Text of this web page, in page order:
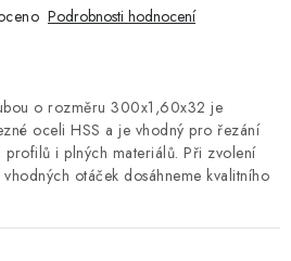
o rozměru 300x1,60x32 je
oceli HSS a je vhodný pro řezání
profilů i plných materiálů. Při zvolení
otáček dosáhneme kvalitního
Podrobnosti hodnocení